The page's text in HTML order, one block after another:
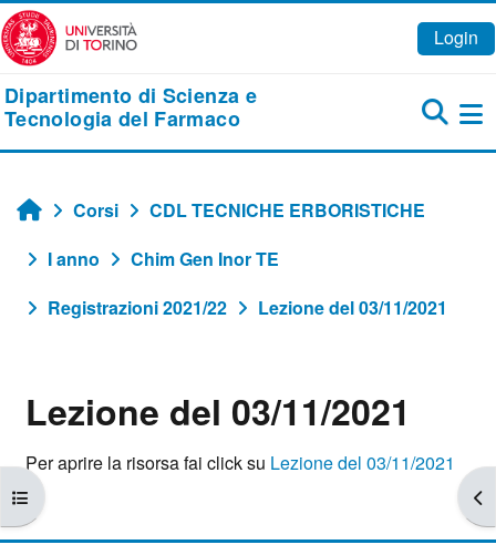
Vai al contenuto principale
Login
Dipartimento di Scienza e
Tecnologia del Farmaco
Apri indice del corso
Home
Corsi
CDL TECNICHE ERBORISTICHE
I anno
Chim Gen Inor TE
Registrazioni 2021/22
Lezione del 03/11/2021
Lezione del 03/11/2021
Aggregazione dei criteri
Per aprire la risorsa fai click su Lezione del 03/11/2021